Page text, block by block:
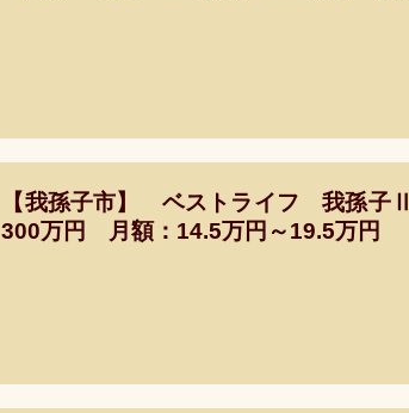
【我孫子市】 ベストライフ 我孫
300万円 月額：14.5万円～19.5万円